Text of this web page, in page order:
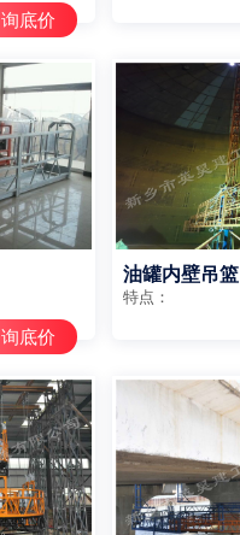
询底价
询底价
油罐内壁吊篮
特点：